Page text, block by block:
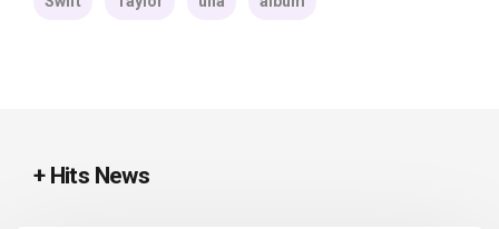
+ Hits News